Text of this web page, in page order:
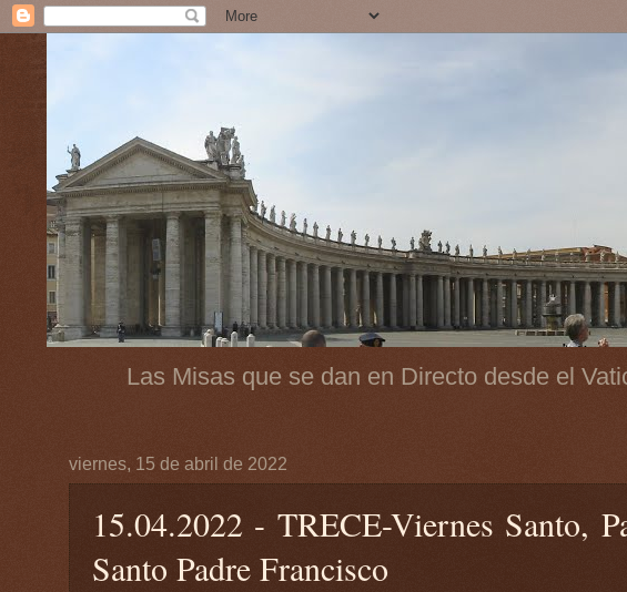
Las Misas que se dan en Directo desde el
viernes, 15 de abril de 2022
15.04.2022 - TRECE-Viernes Santo,
Santo Padre Francisco